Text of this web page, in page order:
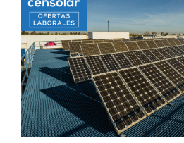
más
grande